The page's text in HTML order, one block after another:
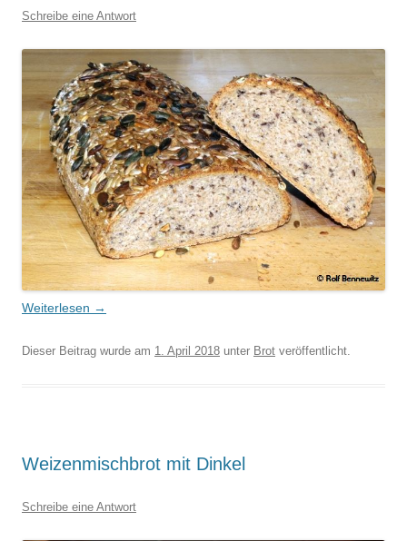
Schreibe eine Antwort
Weiterlesen →
Dieser Beitrag wurde am 1. April 2018 unter Brot veröffentlicht.
Weizenmischbrot mit Dinkel
Schreibe eine Antwort